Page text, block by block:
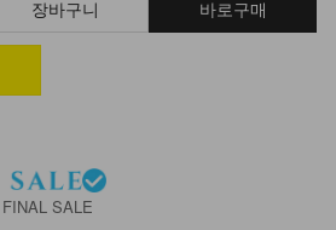
디
너 끈나시
장바구니 바로구매
SALE